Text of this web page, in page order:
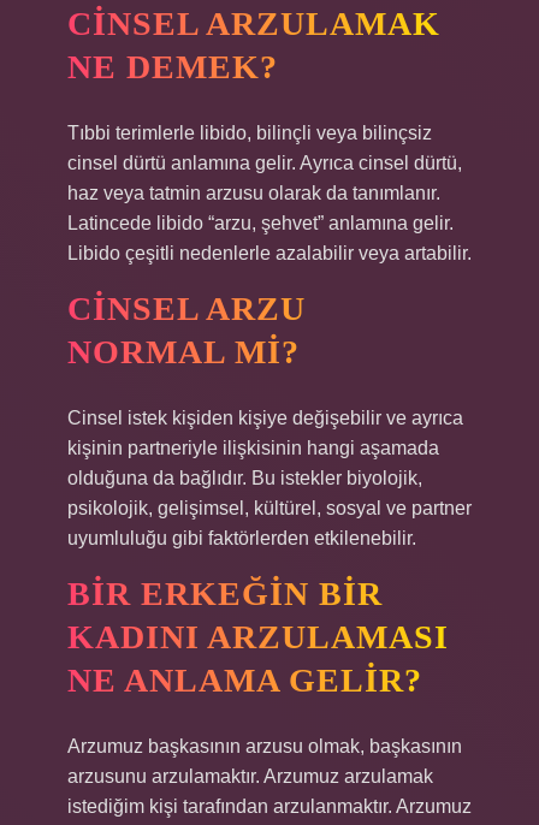
CINSEL ARZULAMAK
NE DEMEK?
Tıbbi terimlerle libido, bilinçli veya bilinçsiz
cinsel dürtü anlamına gelir. Ayrıca cinsel dürtü,
haz veya tatmin arzusu olarak da tanımlanır.
Latincede libido “arzu, şehvet” anlamına gelir.
Libido çeşitli nedenlerle azalabilir veya artabilir.
CINSEL ARZU
NORMAL MI?
Cinsel istek kişiden kişiye değişebilir ve ayrıca
kişinin partneriyle ilişkisinin hangi aşamada
olduğuna da bağlıdır. Bu istekler biyolojik,
psikolojik, gelişimsel, kültürel, sosyal ve partner
uyumluluğu gibi faktörlerden etkilenebilir.
BIR ERKEĞIN BIR
KADINI ARZULAMASI
NE ANLAMA GELIR?
Arzumuz başkasının arzusu olmak, başkasının
arzusunu arzulamaktır. Arzumuz arzulamak
istediğim kişi tarafından arzulanmaktır. Arzumuz